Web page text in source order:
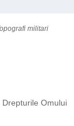
militari
Drepturile Omului